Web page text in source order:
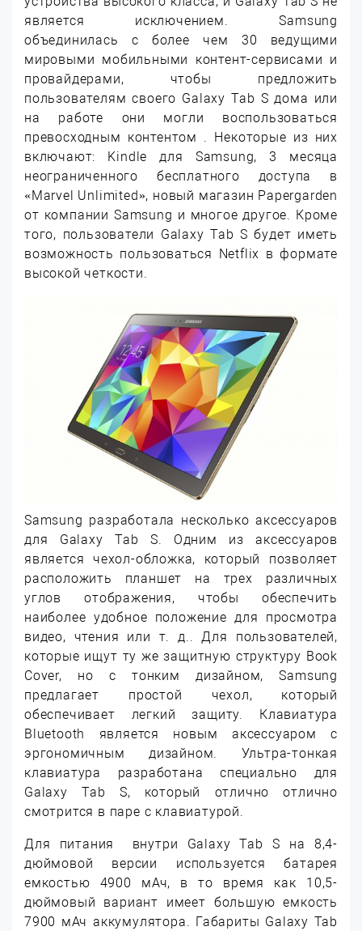
является исключением. Samsung
объединилась с более чем 30 ведущими
мировыми мобильными контент-сервисами и
провайдерами, чтобы предложить
пользователям своего Galaxy Tab S дома или
на работе они могли воспользоваться
превосходным контентом . Некоторые из них
включают: Kindle для Samsung, 3 месяца
неограниченного бесплатного доступа в
«Marvel Unlimited», новый магазин Papergarden
от компании Samsung и многое другое. Кроме
того, пользователи Galaxy Tab S будет иметь
возможность пользоваться Netflix в формате
высокой четкости.
Samsung разработала несколько аксессуаров
для Galaxy Tab S. Одним из аксессуаров
является чехол-обложка, который позволяет
расположить планшет на трех различных
углов отображения, чтобы обеспечить
наиболее удобное положение для просмотра
видео, чтения или т. д.. Для пользователей,
которые ищут ту же защитную структуру Book
Cover, но с тонким дизайном, Samsung
предлагает простой чехол, который
обеспечивает легкий защиту. Клавиатура
Bluetooth является новым аксессуаром с
эргономичным дизайном. Ультра-тонкая
клавиатура разработана специально для
Galaxy Tab S, который отлично отлично
смотрится в паре с клавиатурой.
Для питания внутри Galaxy Tab S на 8,4-
дюймовой версии используется батарея
емкостью 4900 мАч, в то время как 10,5-
дюймовый вариант имеет большую емкость
7900 мАч аккумулятора. Габариты Galaxy Tab